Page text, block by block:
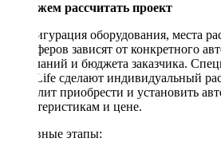
Поможем рассчитать проект
Конфигурация оборудования, места
сабвуферов зависят от конкретного
пожеланий и бюджета заказчика.
DriveLife сделают индивидуальный
позволит приобрести и установить
характеристикам и цене.
Основные этапы: